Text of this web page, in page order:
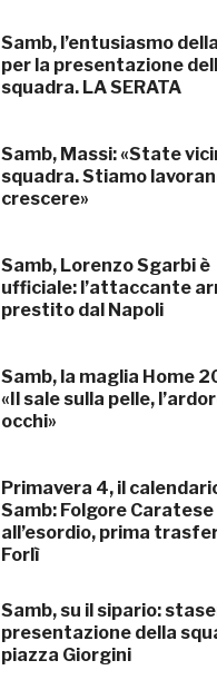
Samb, l’entusiasmo
per la presentazione
squadra. LA SERATA
Samb, Massi: «State
squadra. Stiamo
crescere»
Samb, Lorenzo Sgarbi è
ufficiale: l’attaccante
prestito dal Napoli
Samb, la maglia Home
«Il sale sulla pelle,
occhi»
Primavera 4, il
Samb: Folgore Caratese
all’esordio, prima
Forlì
Samb, su il sipario:
presentazione della
piazza Giorgini